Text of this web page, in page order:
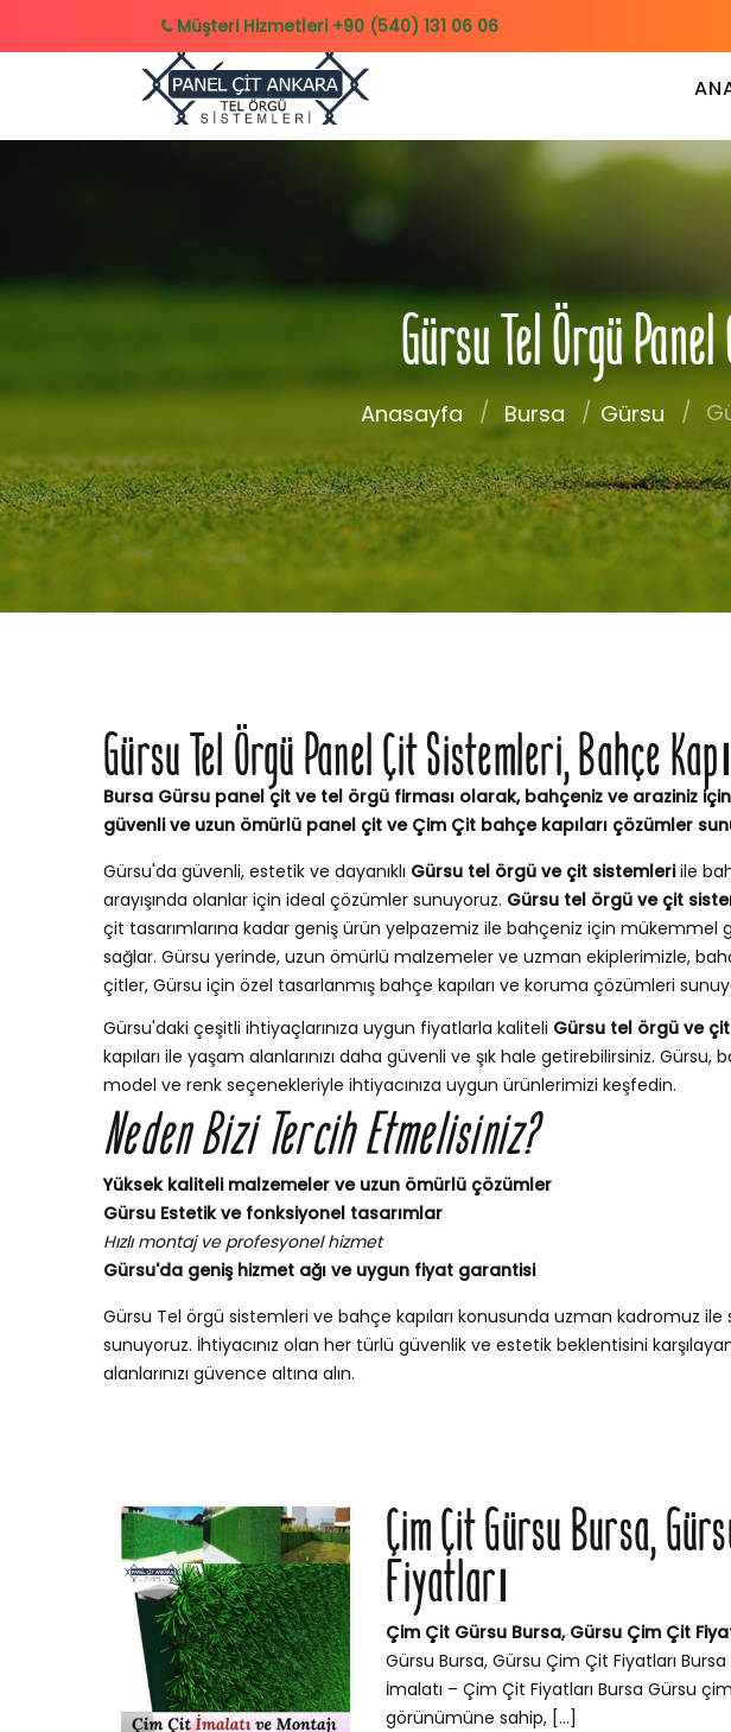
Müşteri Hizmetleri +90 (540) 131 06 06
Gürsu Tel Örgü
Anasayfa Bursa Gürsu
Gürsu Tel Örgü Panel Çit Sistemleri, Bahçe
Bursa Gürsu panel çit ve tel örgü firması olarak, bahçeniz ve araziniz
güvenli ve uzun ömürlü panel çit ve Çim Çit bahçe kapıları çözümler
Gürsu'da güvenli, estetik ve dayanıklı Gürsu tel örgü ve çit sistemleriile
arayışında olanlar için ideal çözümler sunuyoruz. Gürsu tel örgü ve çit
çit tasarımlarına kadar geniş ürün yelpazemiz ile bahçeniz için mükemmel
sağlar. Gürsu yerinde, uzun ömürlü malzemeler ve uzman ekiplerimizle,
çitler, Gürsu için özel tasarlanmış bahçe kapıları ve koruma çözümleri
Gürsu'daki çeşitli ihtiyaçlarınıza uygun fiyatlarla kaliteli Gürsu tel örgü ve
kapıları ile yaşam alanlarınızı daha güvenli ve şık hale getirebilirsiniz. Gürsu,
model ve renk seçenekleriyle ihtiyacınıza uygun ürünlerimizi keşfedin.
Neden Bizi Tercih Etmelisiniz?
Yüksek kaliteli malzemeler ve uzun ömürlü çözümler
Gürsu Estetik ve fonksiyonel tasarımlar
Hızlı montaj ve profesyonel hizmet
Gürsu'da geniş hizmet ağı ve uygun fiyat garantisi
Gürsu Tel örgü sistemleri ve bahçe kapıları konusunda uzman kadromuz
sunuyoruz. İhtiyacınız olan her türlü güvenlik ve estetik beklentisini
alanlarınızı güvence altına alın.
Çim Çit Gürsu Bursa,
Fiyatları
Çim Çit Gürsu Bursa, Gürsu Çim Çit
Gürsu Bursa, Gürsu Çim Çit Fiyatları
İmalatı – Çim Çit Fiyatları Bursa Gürsu
görünümüne sahip, […]